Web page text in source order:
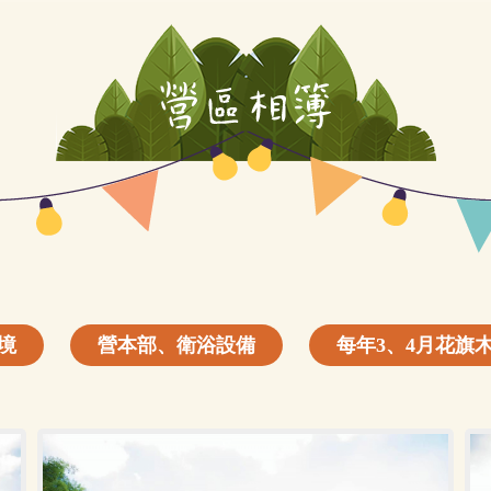
營本部、衛浴設備 每年3、4月花旗